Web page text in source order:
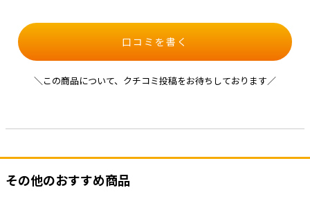
口コミを書く
＼この商品について、クチコミ投稿をお待ちしております／
その他のおすすめ商品